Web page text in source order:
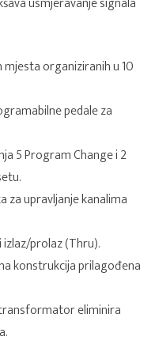
organiziranih u 10
pedale za
5 Program Change i 2
za upravljanje kanalima
izlaz/prolaz (Thru).
konstrukcija prilagođena
eliminira